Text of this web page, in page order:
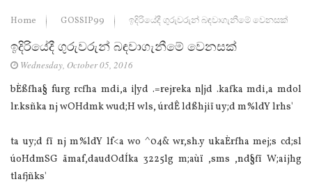
Home GOSSIP99 ඉදිරියේදී ගුරුවරුන් බඳවාගැනීමේ වෙනසක්
ඉදිරියේදී ගුරුවරුන් බඳවාගැනීමේ වෙනසක්
Wednesday, October 05, 2016
bÈßfha§ furg rcfha mdi,a i|yd .=rejreka n|jd .kafka mdi,a mdol
lr.ksñka nj wOHdmk wud;H wls, úrdÊ ldßhjiï uy;d m%ldY lrhs'
ta uy;d fï nj m%ldY lf<a wo ^04& wr,sh.y ukaÈrfha mej;s cd;sl
úoHdmSG ämaf,daudOdÍka 3225lg m;aùï ,sms ,nd§fï W;aijhg
tlafjñks'